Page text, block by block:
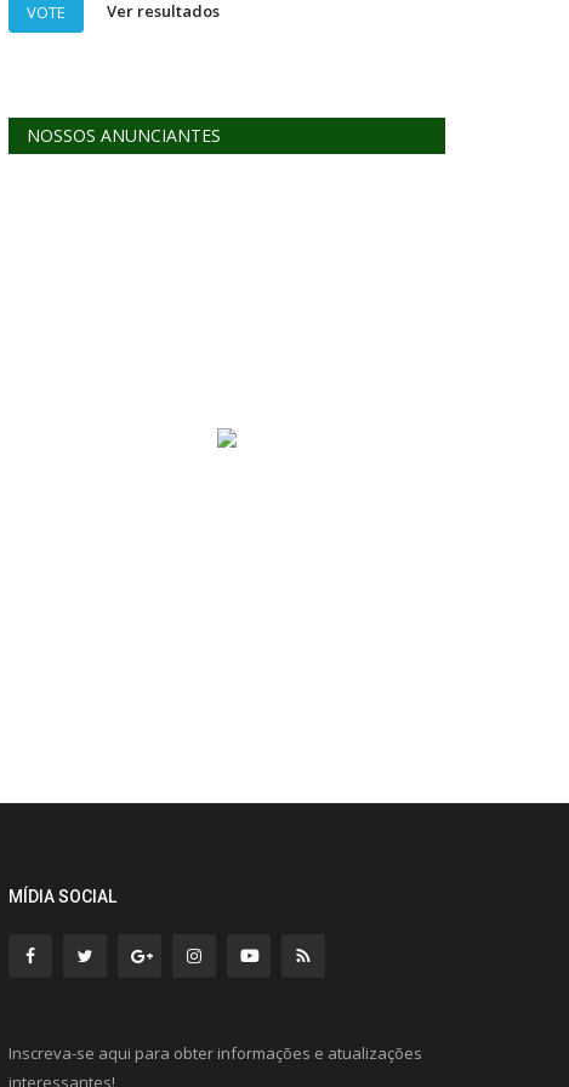
VOTE Ver resultados
NOSSOS ANUNCIANTES
MÍDIA SOCIAL
Inscreva-se aqui para obter informações e atualizações
interessantes!